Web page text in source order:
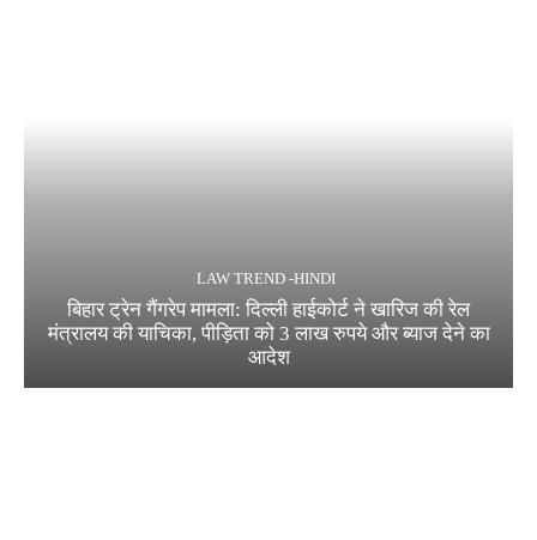
LAW TREND -HINDI
बिहार ट्रेन गैंगरेप मामला: दिल्ली हाईकोर्ट ने खारिज की रेल
मंत्रालय की याचिका, पीड़िता को 3 लाख रुपये और ब्याज देने का
आदेश